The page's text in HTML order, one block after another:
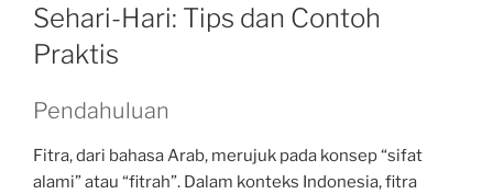
Sehari-Hari: Tips dan Contoh
Praktis
Pendahuluan
Fitra, dari bahasa Arab, merujuk pada konsep “sifat
alami” atau “fitrah”. Dalam konteks Indonesia, fitra